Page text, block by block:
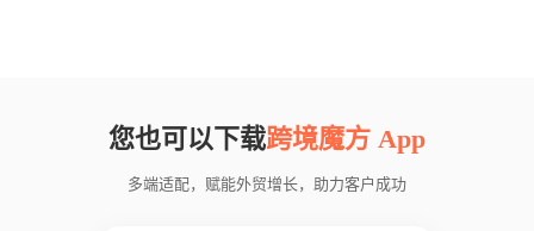
您也可以下载跨境魔方 App
多端适配，赋能外贸增长，助力客户成功